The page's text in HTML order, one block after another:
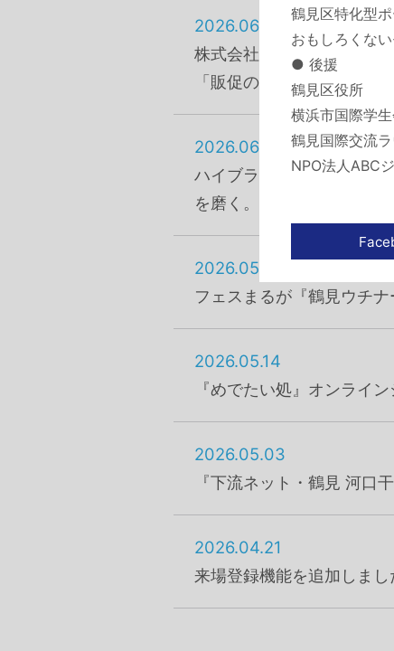
2026.06.15
株式会社ケイオーの記事
「販促のプロがサポート
2026.06.12
ハイブランドに強い転職
を磨く。非日常を楽しめ
2026.05.23
フェスまるが『鶴見ウチナ
2026.05.14
『めでたい処』オンライ
2026.05.03
『下流ネット・鶴見 河口
2026.04.21
来場登録機能を追加しまし
鶴見区特化型
おもしろくな
● 後援
鶴見区役所
横浜市国際学
鶴見国際交流
NPO法人ABC